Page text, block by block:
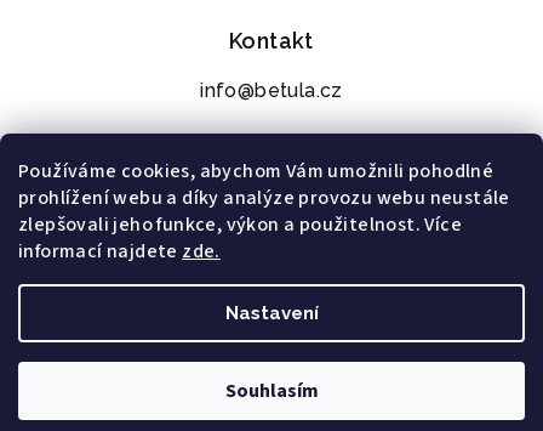
Používáme cookies, abychom Vám umožnili pohodlné
prohlížení webu a díky analýze provozu webu neustále
zlepšovali jeho funkce, výkon a použitelnost. Více
informací najdete zde.
Nastavení
Souhlasím
Kontakt
info@betula.cz
+420 776 273 392